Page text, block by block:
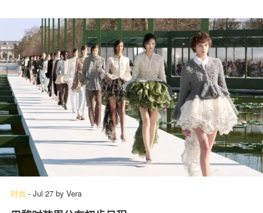
时尚 - Jul 27 by Vera